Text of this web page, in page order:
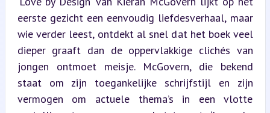
eerste gezicht een eenvoudig liefdesverhaal, maar
wie verder leest, ontdekt al snel dat het boek veel
dieper graaft dan de oppervlakkige clichés van
jongen ontmoet meisje. McGovern, die bekend
staat om zijn toegankelijke schrijfstijl en zijn
vermogen om actuele thema’s in een vlotte